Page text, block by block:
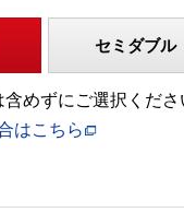
セミダブル
めずにご選択くだ
はこちら